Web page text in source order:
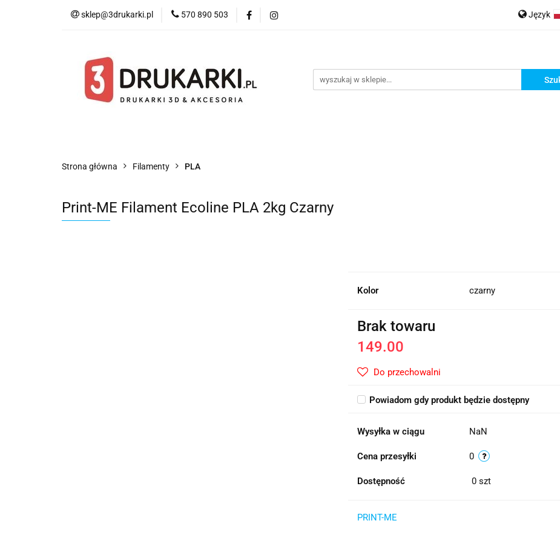
sklep@3drukarki.pl 570 890 503 Język
Blog Bestsellery Zamów
Strona główna Filamenty PLA
Print-ME Filament Ecoline PLA 2kg Czarny
Kolor czarny
Brak towaru
149.00
Do przechowalni
Powiadom gdy produkt będzie dostępny
Wysyłka w ciągu NaN
Cena przesyłki 0
Dostępność 0 szt
PRINT-ME